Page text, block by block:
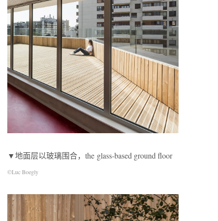
▼地面层以玻璃围合，the glass-based ground floor
©Luc Boegly